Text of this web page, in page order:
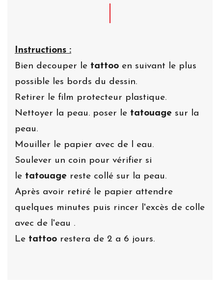
Instructions :
Bien decouper le tattoo en suivant le plus
possible les bords du dessin.
Retirer le film protecteur plastique.
Nettoyer la peau. poser le tatouage sur la
peau.
Mouiller le papier avec de l eau.
Soulever un coin pour vérifier si
le tatouage reste collé sur la peau.
Après avoir retiré le papier attendre
quelques minutes puis rincer l'excès de colle
avec de l'eau .
Le tattoo restera de 2 a 6 jours.